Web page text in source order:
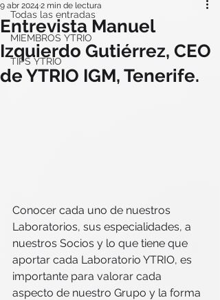
Todas las entradas
MIEMBROS YTRIO
TIPS YTRIO
Entrevista Manuel
Izquierdo Gutiérrez, CEO
de YTRIO IGM, Tenerife.
9 abr 2024 2 min de lectura
Conocer cada uno de nuestros
Laboratorios, sus especialidades, a
nuestros Socios y lo que tiene que
aportar cada Laboratorio YTRIO, es
importante para valorar cada
aspecto de nuestro Grupo y la forma